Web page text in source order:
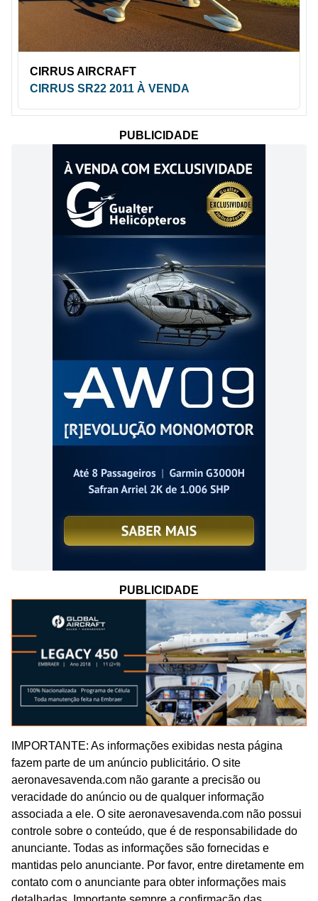
CIRRUS AIRCRAFT
CIRRUS SR22 2011 À VENDA
PUBLICIDADE
PUBLICIDADE
IMPORTANTE: As informações exibidas nesta página
fazem parte de um anúncio publicitário. O site
aeronavesavenda.com não garante a precisão ou
veracidade do anúncio ou de qualquer informação
associada a ele. O site aeronavesavenda.com não possui
controle sobre o conteúdo, que é de responsabilidade do
anunciante. Todas as informações são fornecidas e
mantidas pelo anunciante. Por favor, entre diretamente em
contato com o anunciante para obter informações mais